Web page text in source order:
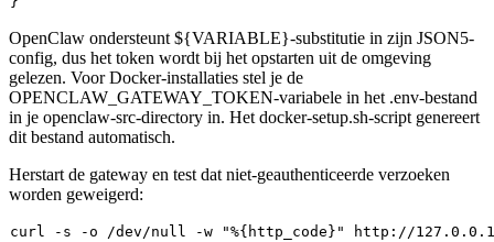
OpenClaw ondersteunt ${VARIABLE}-substitutie in zijn JSON5-
config, dus het token wordt bij het opstarten uit de omgeving
gelezen. Voor Docker-installaties stel je de
OPENCLAW_GATEWAY_TOKEN-variabele in het .env-bestand
in je openclaw-src-directory in. Het docker-setup.sh-script genereert
dit bestand automatisch.
Herstart de gateway en test dat niet-geauthenticeerde verzoeken
worden geweigerd:
curl -s -o /dev/null -w "%{http_code}"